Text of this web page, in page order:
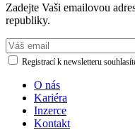
Zadejte Vaši emailovou
republiky.
Registrací k newsletteru
O nás
Kariéra
Inzerce
Kontakt